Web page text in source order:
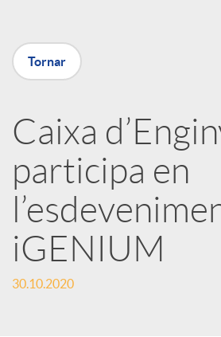
X
r
x
e
s
Tornar
Caixa
participa en
iGENIUM
30.10.2020